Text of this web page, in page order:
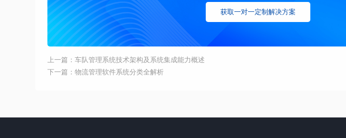
获取一对一定制解决方案
上一篇：车队管理系统技术架构及系统集成能力概述
下一篇：物流管理软件系统分类全解析